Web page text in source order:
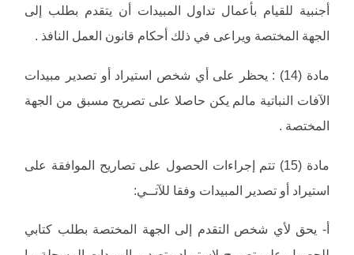
أجنبية للقيام بأعمال تداول المبيدات أن يتقدم بطلب إلى
الجهة المختصة ويراعى في ذلك أحكام قانون العمل النافذ .
مادة (14) : يحظر على أي شخص استيراد أو تصدير مبيدات
الآفات النباتية مالم يكن حاصلا على تصريح مسبق من الجهة
المختصة .
مادة (15) تتم إجراءات الحصول على تصاريح الموافقة على
استيراد أو تصدير المبيدات وفقا للآتــي:
‌أ- يحق لأي شخص التقدم إلى الجهة المختصة بطلب كتابي